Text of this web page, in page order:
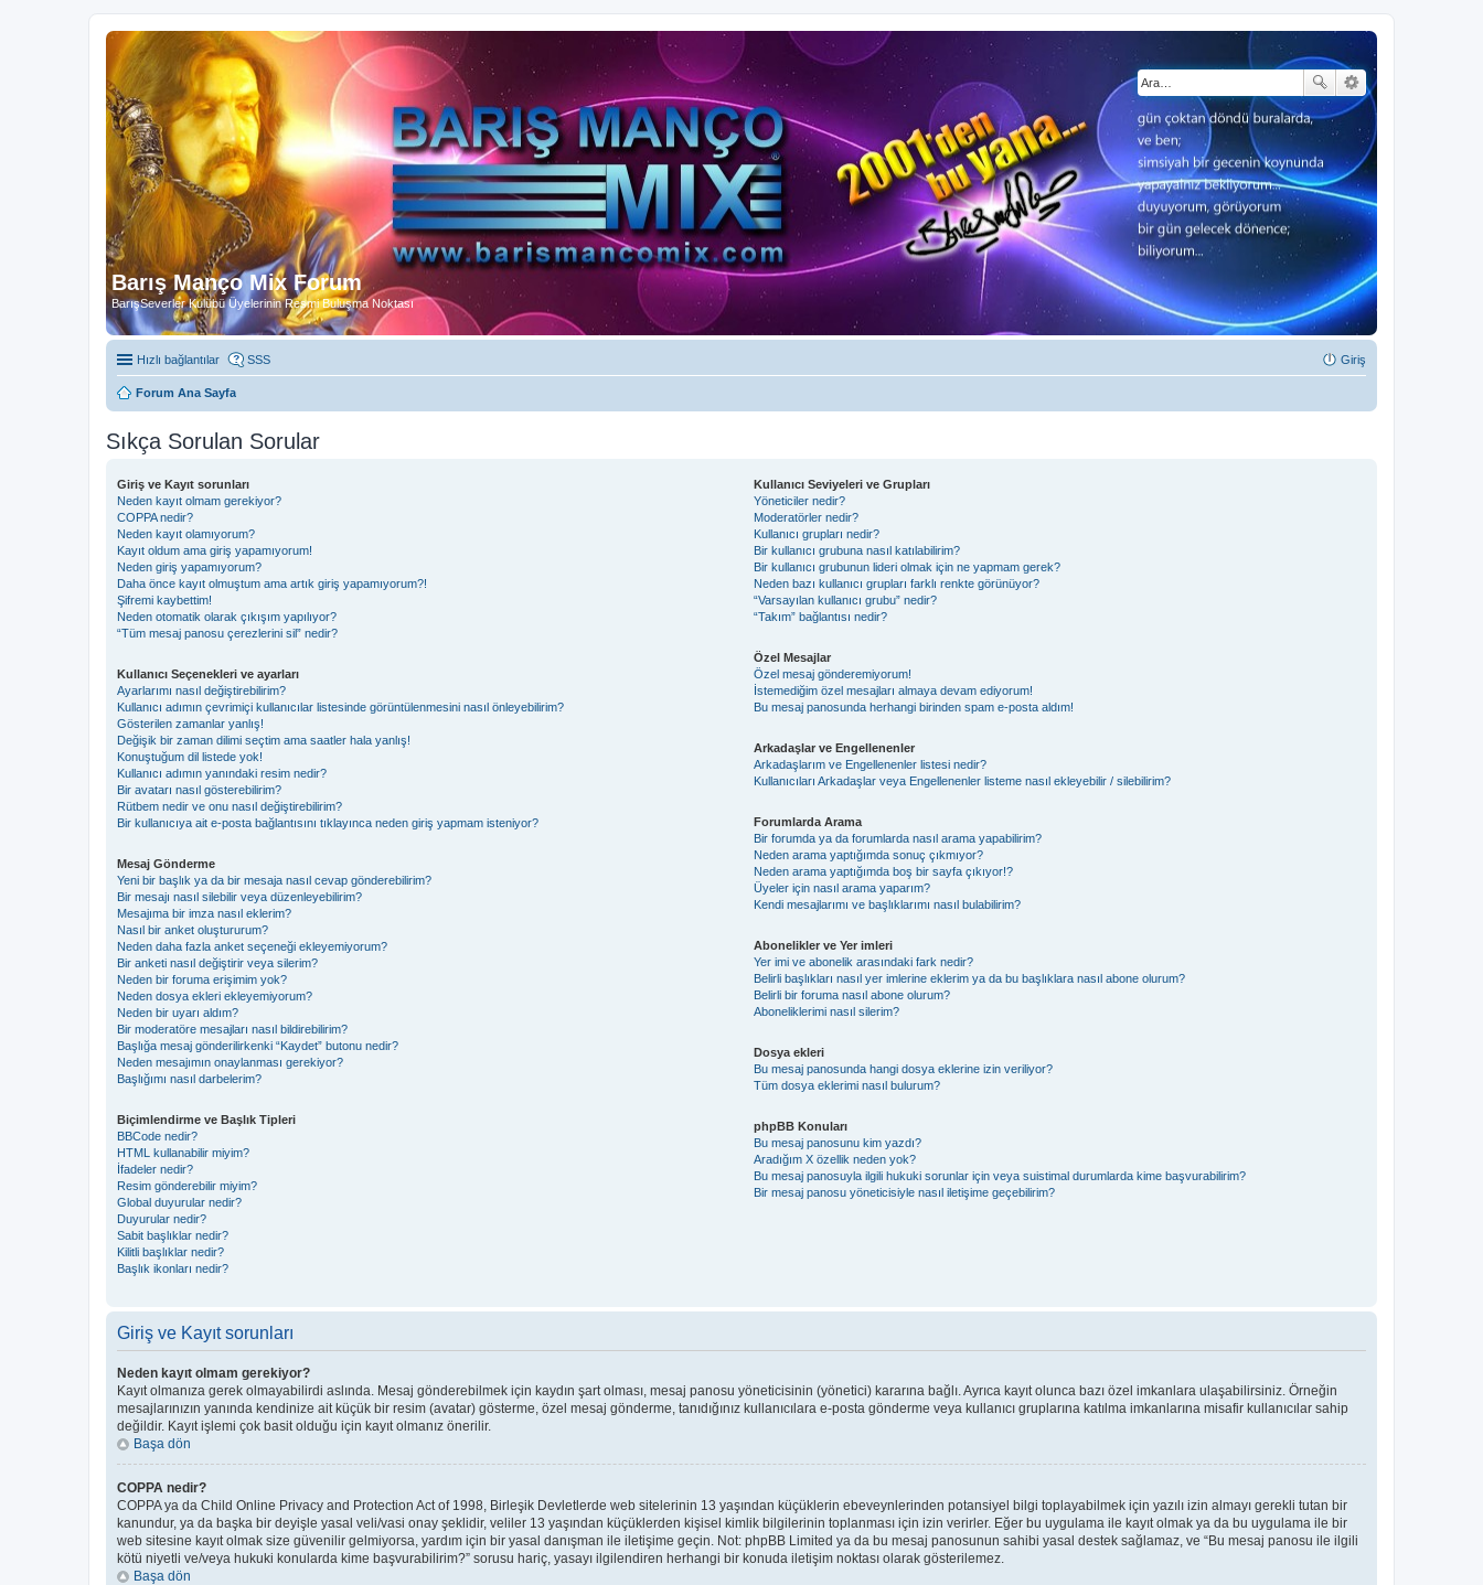
Barış Manço Mix Forum
BarışSeverler Kulübü Üyelerinin Resmi Buluşma Noktası
Hızlı bağlantılar SSS Giriş
Forum Ana Sayfa
Sıkça Sorulan Sorular
Giriş ve Kayıt sorunları
Neden kayıt olmam gerekiyor?
COPPA nedir?
Neden kayıt olamıyorum?
Kayıt oldum ama giriş yapamıyorum!
Neden giriş yapamıyorum?
Daha önce kayıt olmuştum ama artık giriş yapamıyorum?!
Şifremi kaybettim!
Neden otomatik olarak çıkışım yapılıyor?
“Tüm mesaj panosu çerezlerini sil” nedir?
Kullanıcı Seçenekleri ve ayarları
Ayarlarımı nasıl değiştirebilirim?
Kullanıcı adımın çevrimiçi kullanıcılar listesinde görüntülenmesini nasıl önleyebilirim?
Gösterilen zamanlar yanlış!
Değişik bir zaman dilimi seçtim ama saatler hala yanlış!
Konuştuğum dil listede yok!
Kullanıcı adımın yanındaki resim nedir?
Bir avatarı nasıl gösterebilirim?
Rütbem nedir ve onu nasıl değiştirebilirim?
Bir kullanıcıya ait e-posta bağlantısını tıklayınca neden giriş yapmam isteniyor?
Mesaj Gönderme
Yeni bir başlık ya da bir mesaja nasıl cevap gönderebilirim?
Bir mesajı nasıl silebilir veya düzenleyebilirim?
Mesajıma bir imza nasıl eklerim?
Nasıl bir anket oluştururum?
Neden daha fazla anket seçeneği ekleyemiyorum?
Bir anketi nasıl değiştirir veya silerim?
Neden bir foruma erişimim yok?
Neden dosya ekleri ekleyemiyorum?
Neden bir uyarı aldım?
Bir moderatöre mesajları nasıl bildirebilirim?
Başlığa mesaj gönderilirkenki “Kaydet” butonu nedir?
Neden mesajımın onaylanması gerekiyor?
Başlığımı nasıl darbelerim?
Biçimlendirme ve Başlık Tipleri
BBCode nedir?
HTML kullanabilir miyim?
İfadeler nedir?
Resim gönderebilir miyim?
Global duyurular nedir?
Duyurular nedir?
Sabit başlıklar nedir?
Kilitli başlıklar nedir?
Başlık ikonları nedir?
Kullanıcı Seviyeleri ve Grupları
Yöneticiler nedir?
Moderatörler nedir?
Kullanıcı grupları nedir?
Bir kullanıcı grubuna nasıl katılabilirim?
Bir kullanıcı grubunun lideri olmak için ne yapmam gerek?
Neden bazı kullanıcı grupları farklı renkte görünüyor?
“Varsayılan kullanıcı grubu” nedir?
“Takım” bağlantısı nedir?
Özel Mesajlar
Özel mesaj gönderemiyorum!
İstemediğim özel mesajları almaya devam ediyorum!
Bu mesaj panosunda herhangi birinden spam e-posta aldım!
Arkadaşlar ve Engellenenler
Arkadaşlarım ve Engellenenler listesi nedir?
Kullanıcıları Arkadaşlar veya Engellenenler listeme nasıl ekleyebilir / silebilirim?
Forumlarda Arama
Bir forumda ya da forumlarda nasıl arama yapabilirim?
Neden arama yaptığımda sonuç çıkmıyor?
Neden arama yaptığımda boş bir sayfa çıkıyor!?
Üyeler için nasıl arama yaparım?
Kendi mesajlarımı ve başlıklarımı nasıl bulabilirim?
Abonelikler ve Yer imleri
Yer imi ve abonelik arasındaki fark nedir?
Belirli başlıkları nasıl yer imlerine eklerim ya da bu başlıklara nasıl abone olurum?
Belirli bir foruma nasıl abone olurum?
Aboneliklerimi nasıl silerim?
Dosya ekleri
Bu mesaj panosunda hangi dosya eklerine izin veriliyor?
Tüm dosya eklerimi nasıl bulurum?
phpBB Konuları
Bu mesaj panosunu kim yazdı?
Aradığım X özellik neden yok?
Bu mesaj panosuyla ilgili hukuki sorunlar için veya suistimal durumlarda kime başvurabilirim?
Bir mesaj panosu yöneticisiyle nasıl iletişime geçebilirim?
Giriş ve Kayıt sorunları
Neden kayıt olmam gerekiyor?
Kayıt olmanıza gerek olmayabilirdi aslında. Mesaj gönderebilmek için kaydın şart olması, mesaj panosu yöneticisinin (yönetici) kararına bağlı. Ayrıca kayıt olunca bazı özel imkanlara ulaşabilirsiniz. Örneğin
mesajlarınızın yanında kendinize ait küçük bir resim (avatar) gösterme, özel mesaj gönderme, tanıdığınız kullanıcılara e-posta gönderme veya kullanıcı gruplarına katılma imkanlarına misafir kullanıcılar sahip
değildir. Kayıt işlemi çok basit olduğu için kayıt olmanız önerilir.
Başa dön
COPPA nedir?
COPPA ya da Child Online Privacy and Protection Act of 1998, Birleşik Devletlerde web sitelerinin 13 yaşından küçüklerin ebeveynlerinden potansiyel bilgi toplayabilmek için yazılı izin almayı gerekli tutan bir
kanundur, ya da başka bir deyişle yasal veli/vasi onay şeklidir, veliler 13 yaşından küçüklerden kişisel kimlik bilgilerinin toplanması için izin verirler. Eğer bu uygulama ile kayıt olmak ya da bu uygulama ile bir
web sitesine kayıt olmak size güvenilir gelmiyorsa, yardım için bir yasal danışman ile iletişime geçin. Not: phpBB Limited ya da bu mesaj panosunun sahibi yasal destek sağlamaz, ve “Bu mesaj panosu ile ilgili
kötü niyetli ve/veya hukuki konularda kime başvurabilirim?” sorusu hariç, yasayı ilgilendiren herhangi bir konuda iletişim noktası olarak gösterilemez.
Başa dön